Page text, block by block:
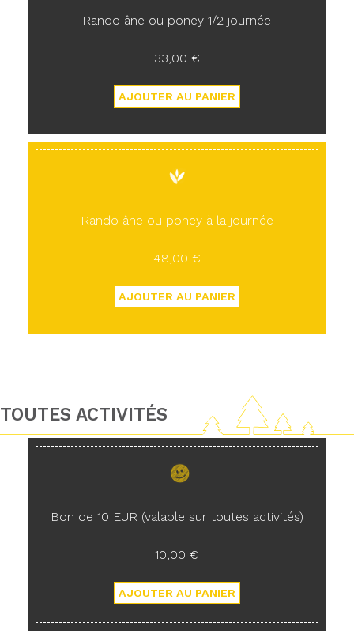
Rando âne ou poney 1/2 journée
33,00 €
Rando âne ou poney à la journée
48,00 €
TOUTES ACTIVITÉS
Bon de 10 EUR (valable sur toutes activités)
10,00 €